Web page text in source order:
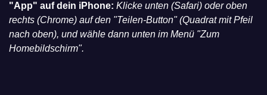
"App" auf dein iPhone: Klicke unten (Safari) oder oben
rechts (Chrome) auf den "Teilen-Button" (Quadrat mit Pfeil
nach oben), und wähle dann unten im Menü "Zum
Homebildschirm".